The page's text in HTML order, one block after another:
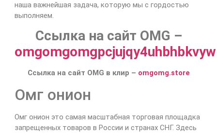
наша важнейшая задача, которую мы с гордостью
выполняем.
Ссылка на сайт OMG –
Ссылка на сайт OMG в клир – omgomg.store
Омг онион
Омг онион это самая масштабная торговая площадка
запрещенных товаров в России и странах СНГ. Здесь